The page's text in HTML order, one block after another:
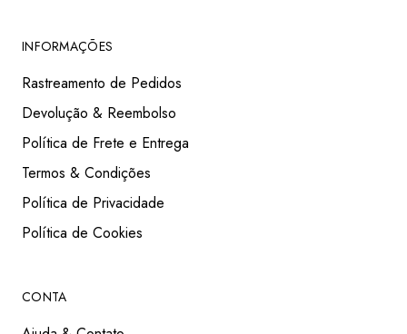
INFORMAÇÕES
Rastreamento de Pedidos
Devolução & Reembolso
Política de Frete e Entrega
Termos & Condições
Política de Privacidade
Política de Cookies
CONTA